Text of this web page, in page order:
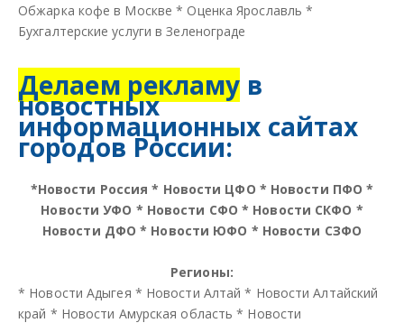
Обжарка кофе в Москве * Оценка Ярославль *
Бухгалтерские услуги в Зеленограде
Делаем рекламу в
новостных
информационных сайтах
городов России:
*Новости Россия * Новости ЦФО * Новости ПФО *
Новости УФО * Новости СФО * Новости СКФО *
Новости ДФО * Новости ЮФО * Новости СЗФО
Регионы:
* Новости Адыгея * Новости Алтай * Новости Алтайский
край * Новости Амурская область * Новости